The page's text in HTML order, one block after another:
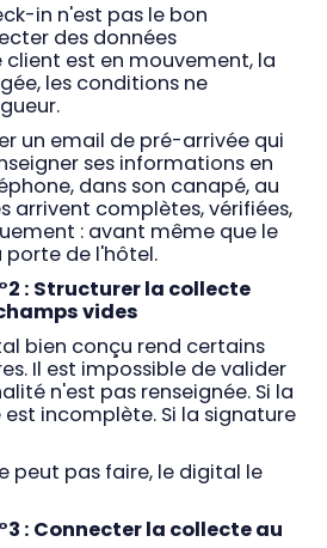
in n'est pas le bon
des données
client est en mouvement, la
les conditions ne
un email de pré-arrivée qui
ses informations en
dans son canapé, au
arrivent complètes, vérifiées,
: avant même que le
porte de l'hôtel.
: Structurer la collecte
vides
bien conçu rend certains
Il est impossible de valider
n'est pas renseignée. Si la
incomplète. Si la signature
peut pas faire, le digital le
: Connecter la collecte au